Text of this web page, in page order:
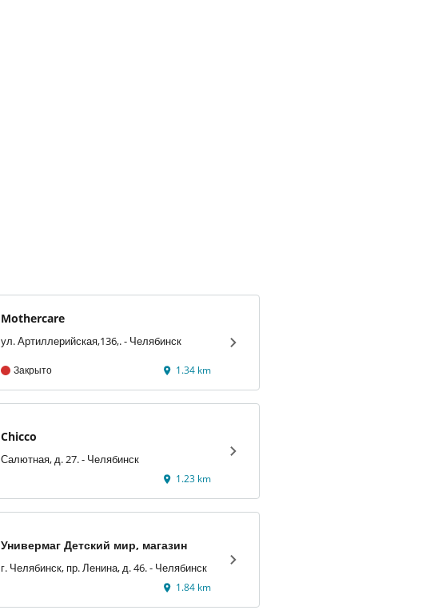
Mothercare
ул. Артиллерийская,136,. - Челябинск
Закрыто 1.34 km
Chicco
Салютная, д. 27. - Челябинск
1.23 km
Универмаг Детский мир, магазин
г. Челябинск, пр. Ленина, д. 46. - Челябинск
1.84 km